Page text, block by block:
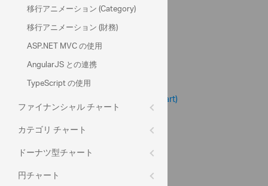
移行アニメーション (Category)
移行アニメーション (財務)
ASP.NET MVC の使用
AngularJS との連携
TypeScript の使用
ファイナンシャル チャート
カテゴリ チャート
ドーナツ型チャート
円チャート
API リファレンス
ui.igDataChart
ヘルプ トピック
データ チャート ヘルプ概要
Knockout サポートの構成 (igDataChart)
コミュニティ
データ チャート フォーラム (英語)